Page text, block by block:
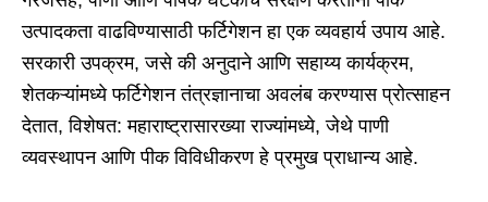
उत्पादकता वाढविण्यासाठी फर्टिगेशन हा एक व्यवहार्य उपाय आहे.
सरकारी उपक्रम, जसे की अनुदाने आणि सहाय्य कार्यक्रम,
शेतकऱ्यांमध्ये फर्टिगेशन तंत्रज्ञानाचा अवलंब करण्यास प्रोत्साहन
देतात, विशेषत: महाराष्ट्रासारख्या राज्यांमध्ये, जेथे पाणी
व्यवस्थापन आणि पीक विविधीकरण हे प्रमुख प्राधान्य आहे.